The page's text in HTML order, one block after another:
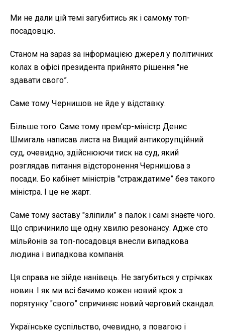
Ми не дали цій темі загубитись як і самому топ-
посадовцю.
Станом на зараз за інформацією джерел у політичних
колах в офісі президента прийнято рішення "не
здавати свого”.
Саме тому Чернишов не йде у відставку.
Більше того. Саме тому прем'єр-міністр Денис
Шмигаль написав листа на Вищий антикорупційний
суд, очевидно, здійснюючи тиск на суд, який
розглядав питання відсторонення Чернишова з
посади. Бо кабінет міністрів "страждатиме” без такого
міністра. І це не жарт.
Саме тому заставу "зліпили” з палок і самі знаєте чого.
Що спричинило ще одну хвилю резонансу. Адже сто
мільйонів за топ-посадовця внесли випадкова
людина і випадкова компанія.
Ця справа не зійде нанівець. Не загубиться у стрічках
новин. І як ми всі бачимо кожен новий крок з
порятунку "свого” спричиняє новий черговий скандал.
Українське суспільство, очевидно, з повагою і